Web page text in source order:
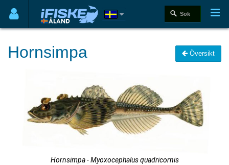
Hornsimpa Översikt
Hornsimpa - Myoxocephalus quadricornis